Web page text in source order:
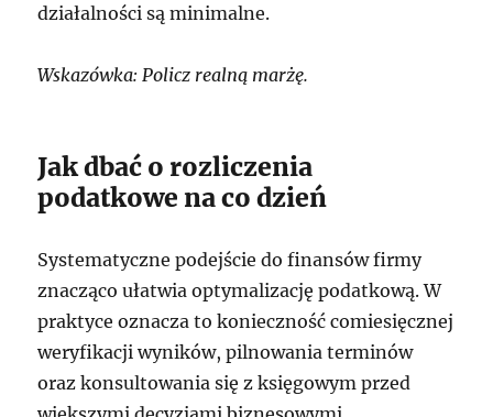
działalności są minimalne.
Wskazówka: Policz realną marżę.
Jak dbać o rozliczenia
podatkowe na co dzień
Systematyczne podejście do finansów firmy
znacząco ułatwia optymalizację podatkową. W
praktyce oznacza to konieczność comiesięcznej
weryfikacji wyników, pilnowania terminów
oraz konsultowania się z księgowym przed